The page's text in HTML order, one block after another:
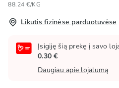
88.24 €/KG
Likutis fizinėse parduotuvėse
Įsigiję šią prekę į savo
0.30 €
Daugiau apie lojalumą